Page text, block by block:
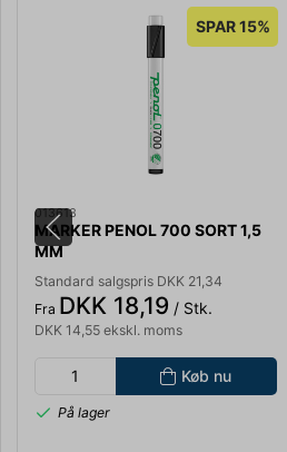
SPAR 15%
013613
MARKER PENOL 700 SORT 1,5
MM
Standard salgspris DKK 21,34
Fra DKK 18,19 / Stk.
DKK 14,55 ekskl. moms
Køb nu
På lager